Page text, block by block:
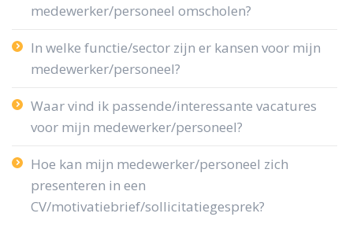
medewerker/personeel omscholen?
In welke functie/sector zijn er kansen voor mijn
medewerker/personeel?
Waar vind ik passende/interessante vacatures
voor mijn medewerker/personeel?
Hoe kan mijn medewerker/personeel zich
presenteren in een
CV/motivatiebrief/sollicitatiegesprek?